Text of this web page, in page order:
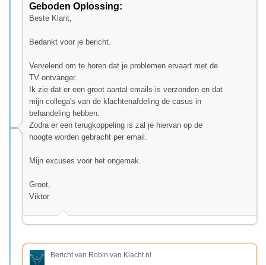
Geboden Oplossing:
Beste Klant,
Bedankt voor je bericht.
Vervelend om te horen dat je problemen ervaart met de
TV ontvanger.
Ik zie dat er een groot aantal emails is verzonden en dat
mijn collega's van de klachtenafdeling de casus in
behandeling hebben.
Zodra er een terugkoppeling is zal je hiervan op de
hoogte worden gebracht per email.
Mijn excuses voor het ongemak.
Groet,
Viktor
Bericht van Robin van Klacht.nl